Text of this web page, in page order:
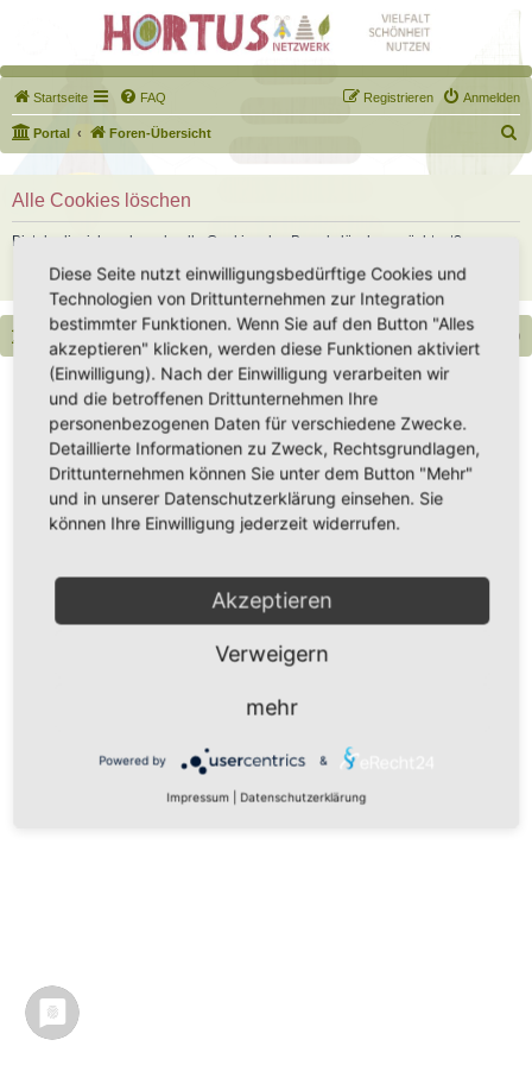
Startseite FAQ Anmelden
Registrieren
Portal Foren-Übersicht
u
Alle Cookies löschen
Bist du dir sicher, dass du alle Cookies des Boards löschen möchtest?
UTC+02:00
Copyright - Hortus-Netzwerk.de unterstützt durch phpBB
Impressum |Datenschutz|Datenschutz Social Media Nutzungsbedingungen
Diese Seite nutzt einwilligungsbedürftige Cookies und
Technologien von Drittunternehmen zur Integration
bestimmter Funktionen. Wenn Sie auf den Button "Alles
akzeptieren" klicken, werden diese Funktionen aktiviert
(Einwilligung). Nach der Einwilligung verarbeiten wir
und die betroffenen Drittunternehmen Ihre
personenbezogenen Daten für verschiedene Zwecke.
Detaillierte Informationen zu Zweck, Rechtsgrundlagen,
Drittunternehmen können Sie unter dem Button "Mehr"
und in unserer Datenschutzerklärung einsehen. Sie
können Ihre Einwilligung jederzeit widerrufen.
Akzeptieren
Verweigern
mehr
Powered by &
Impressum Datenschutzerklärung